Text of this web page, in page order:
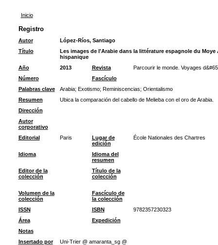
Inicio
Registro
Autor
López-Ríos, Santiago
Título
Les images de l'Arabie dans la littérature espagnole du
hispanique
Año
2013 Revista
Parcourir le monde. Voyages
Número
Fascículo
Palabras clave
Arabia; Exotismo; Reminiscencias; Orientalismo
Resumen
Ubica la comparación del cabello de Melieba con el oro de Arabia.
Dirección
Autor
corporativo
Editorial
Paris
Lugar de
edición
École Nationales des Chartres
Idioma
Idioma del
resumen
Editor de la
colección
Título de la
colección
Volumen de la
colección
Fascículo de
la colección
ISSN
ISBN
9782357230323
Área
Expedición
Notas
Insertado por
Uni-Trier @ amaranta_sg @